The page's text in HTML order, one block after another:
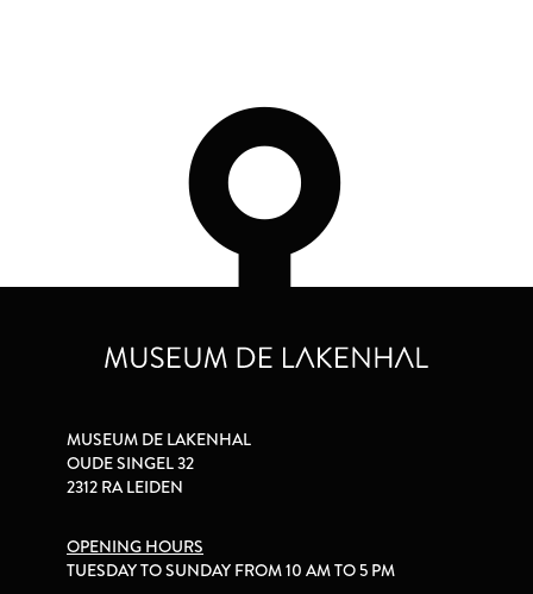
MUSEUM DE LAKENHAL
OUDE SINGEL 32
2312 RA LEIDEN
OPENING HOURS
TUESDAY TO SUNDAY FROM 10 AM TO 5 PM